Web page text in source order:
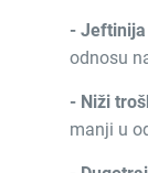
-
odnosu
- Niži
manji u